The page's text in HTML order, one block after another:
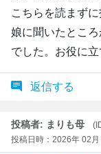
こちらを読まず
娘に聞いたとこ
でした。お役に立
返信する
投稿者: まりも母
投稿日時：2026年 02